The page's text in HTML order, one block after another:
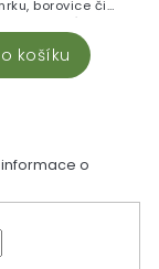
košíku
borovice či
hydratují suchou
nejkvalitnějších
stačí jemně
účinky.
o